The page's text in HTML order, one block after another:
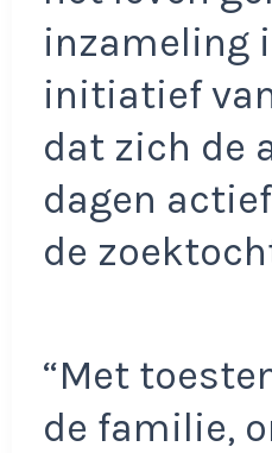
inzameling
initiatief
dat zich de
dagen
de
“Met
de familie,